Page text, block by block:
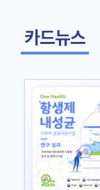
카드뉴스